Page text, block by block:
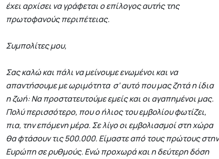
έχει αρχίσει να γράφεται ο επίλογος αυτής της
πρωτοφανούς περιπέτειας.
Συμπολίτες μου,
Σας καλώ και πάλι να μείνουμε ενωμένοι και να
απαντήσουμε με ωριμότητα σ’ αυτό που μας ζητά η ίδια
η ζωή: Να προστατευτούμε εμείς και οι αγαπημένοι μας.
Πολύ περισσότερο, που ο ήλιος του εμβολίου φωτίζει,
πια, την επόμενη μέρα. Σε λίγο οι εμβολιασμοί στη χώρα
θα φτάσουν τις 500.000. Είμαστε από τους πρώτους στην
Ευρώπη σε ρυθμούς. Ενώ προχωρά και η δεύτερη δόση